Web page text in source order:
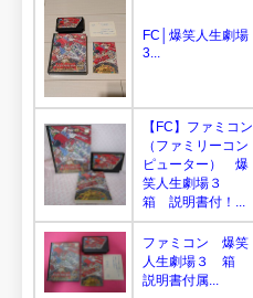
FC│爆笑人生劇場
3...
【FC】ファミコン
（ファミリーコン
ピューター） 爆
笑人生劇場３
箱 説明書付！...
ファミコン 爆笑
人生劇場３ 箱
説明書付属...